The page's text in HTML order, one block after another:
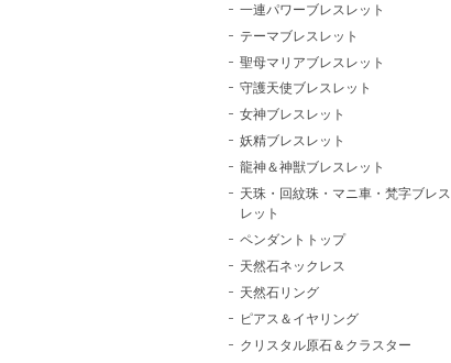
一連パワーブレスレット
テーマブレスレット
聖母マリアブレスレット
守護天使ブレスレット
女神ブレスレット
妖精ブレスレット
龍神＆神獣ブレスレット
天珠・回紋珠・マニ車・梵字ブレス
レット
ペンダントトップ
天然石ネックレス
天然石リング
ピアス＆イヤリング
クリスタル原石＆クラスター